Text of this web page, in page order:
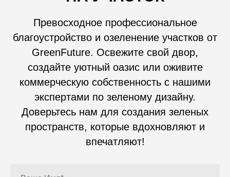
Превосходное профессиональное
благоустройство и озеленение участков от
GreenFuture. Освежите свой двор,
создайте уютный оазис или оживите
коммерческую собственность с нашими
экспертами по зеленому дизайну.
Доверьтесь нам для создания зеленых
пространств, которые вдохновляют и
впечатляют!